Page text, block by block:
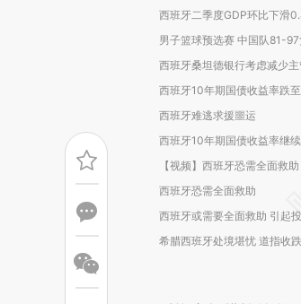
西班牙二季度GDP环比下滑
男子篮球预选赛 中国队81-
西班牙桑坦德银行考虑减少
西班牙10年期国债收益率跌
西班牙难逃求援噩运
西班牙10年期国债收益率继
【视频】西班牙恐需全面救助
西班牙恐需全面救助
西班牙或需要全面救助 引起
希腊西班牙处境堪忧 道指收